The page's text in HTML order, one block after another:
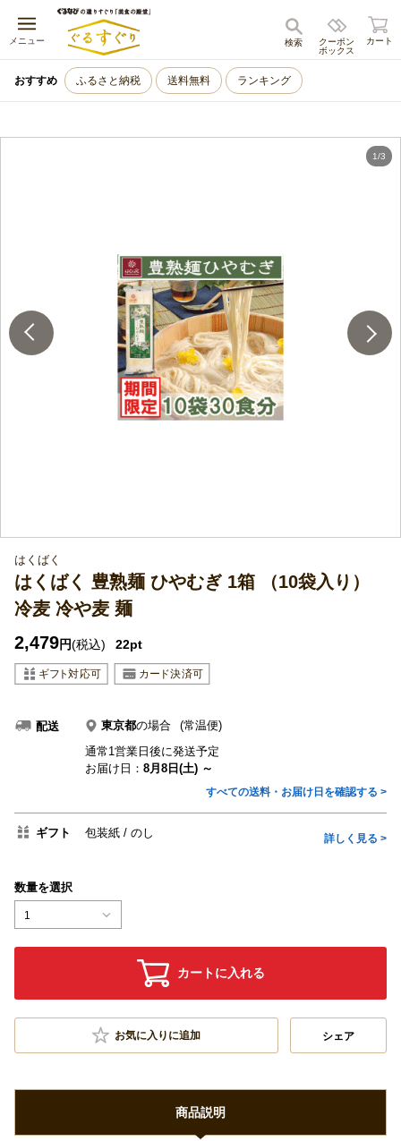
メニュー
キャンセル
クーポン
ボックス
検索 カート
おすすめ ふるさと納税 送料無料 ランキング
1/3
はくばく
はくばく 豊熟麺 ひやむぎ 1箱 （10袋入り）
冷麦 冷や麦 麺
2,479円(税込) 22pt
配送 東京都の場合
(常温便)
通常1営業日後に発送予定
お届け日： 8月8日(土) ～
すべての送料・お届け日を確認する >
ギフト 包装紙 のし 詳しく見る >
数量を選択
1
カートに入れる
お気に入りに追加 シェア
商品説明